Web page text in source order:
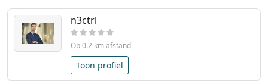
n3ctrl
Op 0.2 km afstand
Toon profiel